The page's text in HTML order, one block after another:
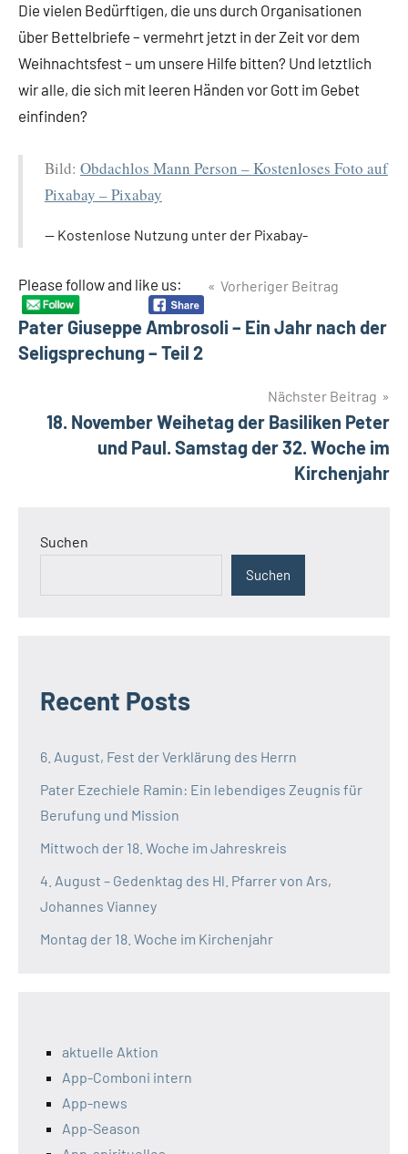
Die vielen Bedürftigen, die uns durch Organisationen
über Bettelbriefe – vermehrt jetzt in der Zeit vor dem
Weihnachtsfest – um unsere Hilfe bitten? Und letztlich
wir alle, die sich mit leeren Händen vor Gott im Gebet
einfinden?
Bild: Obdachlos Mann Person – Kostenloses Foto auf
Pixabay – Pixabay
Kostenlose Nutzung unter der Pixabay-
Please follow and like us:
BeitragsnavigationVorheriger Beitrag
Pater Giuseppe Ambrosoli – Ein Jahr nach der
Seligsprechung – Teil 2
Nächster Beitrag
18. November Weihetag der Basiliken Peter
und Paul. Samstag der 32. Woche im
Kirchenjahr
Suchen
Suchen
Recent Posts
6. August, Fest der Verklärung des Herrn
Pater Ezechiele Ramin: Ein lebendiges Zeugnis für
Berufung und Mission
Mittwoch der 18. Woche im Jahreskreis
4. August – Gedenktag des Hl. Pfarrer von Ars,
Johannes Vianney
Montag der 18. Woche im Kirchenjahr
aktuelle Aktion
App-Comboni intern
App-news
App-Season